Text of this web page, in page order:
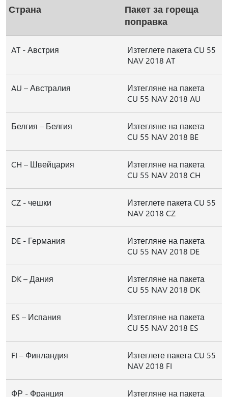
Страна
Пакет за гореща
поправка
AT - Австрия
Изтеглете пакета CU 55
NAV 2018 AT
AU – Австралия
Изтегляне на пакета
CU 55 NAV 2018 AU
Белгия – Белгия
Изтегляне на пакета
CU 55 NAV 2018 BE
CH – Швейцария
Изтегляне на пакета
CU 55 NAV 2018 CH
CZ - чешки
Изтеглете пакета CU 55
NAV 2018 CZ
DE - Германия
Изтегляне на пакета
CU 55 NAV 2018 DE
DK – Дания
Изтегляне на пакета
CU 55 NAV 2018 DK
ES – Испания
Изтегляне на пакета
CU 55 NAV 2018 ES
FI – Финландия
Изтеглете пакета CU 55
NAV 2018 FI
ФР - Франция Изтегляне на пакета